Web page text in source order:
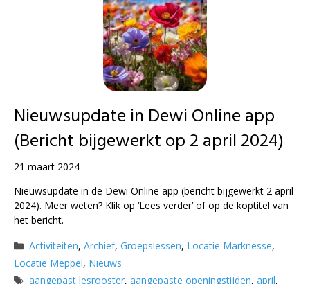
Nieuwsupdate in Dewi Online app
(Bericht bijgewerkt op 2 april 2024)
21 maart 2024
Nieuwsupdate in de Dewi Online app (bericht bijgewerkt 2 april
2024). Meer weten? Klik op ‘Lees verder’ of op de koptitel van
het bericht.
Categorieën
Activiteiten,Archief,Groepslessen, Locatie Marknesse,
Locatie Meppel, Nieuws
Tags
aangepast lesrooster,aangepaste openingstijden,april,